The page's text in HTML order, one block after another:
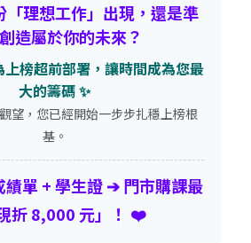
「理想工作」出現，還是準
造屬於你的未來？
上榜超前部署，讓時間成為您最
大的籌碼 ✨
望，您已經開始一步步扎穩上榜根
基。
單 + 學生證 ➔ 門市購課最
折 8,000 元」！ ❤️